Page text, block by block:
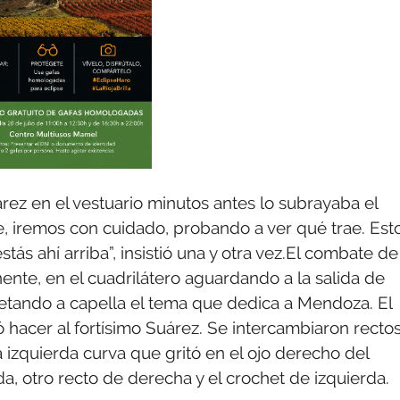
en el vestuario minutos antes lo subrayaba el
iremos con cuidado, probando a ver qué trae.
ahí arriba”, insistió una y otra vez.El combate de
en el cuadrilátero aguardando a la salida de
a capella el tema que dedica a Mendoza. El
al fortísimo Suárez. Se intercambiaron
curva que gritó en el ojo derecho del
otro recto de derecha y el crochet de izquierda.